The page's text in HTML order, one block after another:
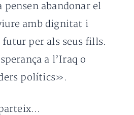
abandonar el
amb dignitat i
per als seus fills.
a l’Iraq o
polítics».